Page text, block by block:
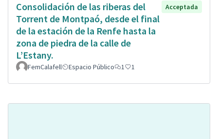
Consolidación de las riberas del
Torrent de Montpaó, desde el final
de la estación de la Renfe hasta la
zona de piedra de la calle de
L’Estany.
Acceptada
FemCalafell Espacio Público 1 1